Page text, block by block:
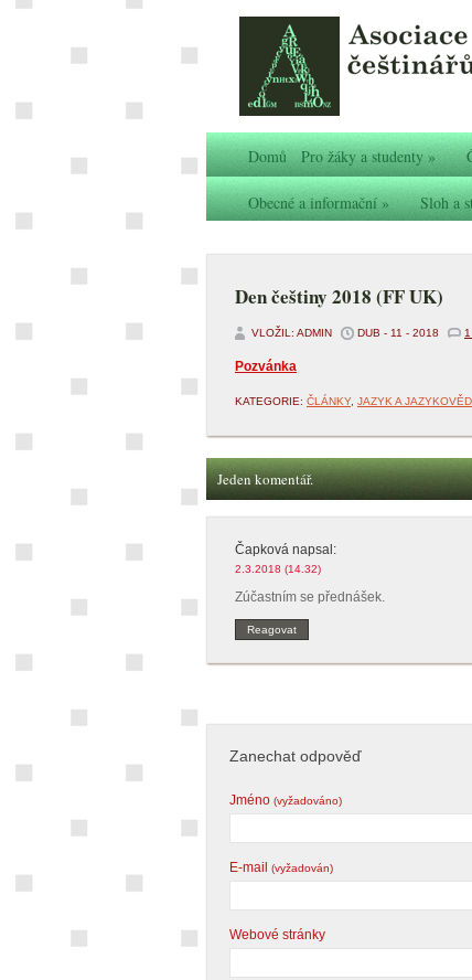
Domů Pro žáky a studenty»
Obecné a informační» Sloh a
Den češtiny 2018 (FF UK)
VLOŽIL: ADMIN DUB - 11 - 2018
Pozvánka
KATEGORIE: ČLÁNKY, JAZYK A
Jeden komentář.
Čapková napsal:
2.3.2018 (14.32)
Zúčastním se přednášek.
Reagovat
Zanechat odpověď
Jméno (vyžadováno)
E-mail (vyžadován)
Webové stránky